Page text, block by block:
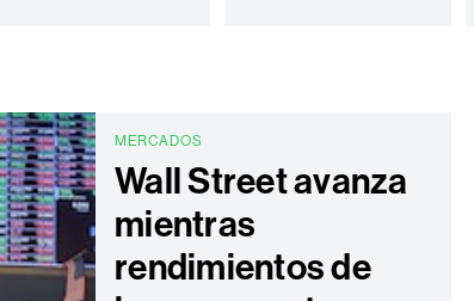
MERCADOS
Wall Street avanza
mientras
rendimientos de